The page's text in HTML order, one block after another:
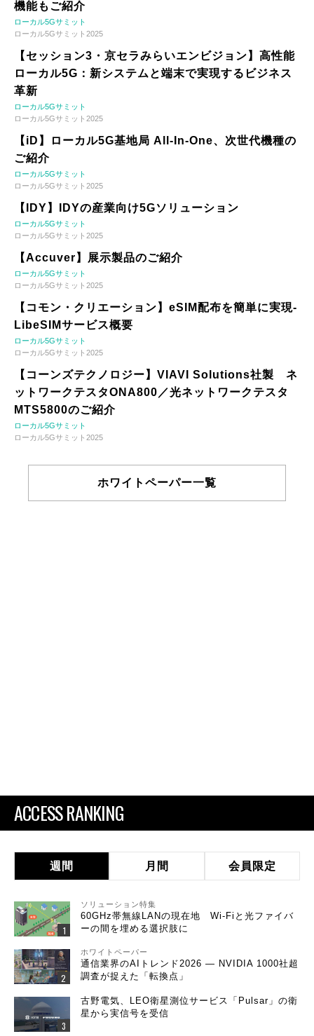
機能もご紹介
ローカル5Gサミット
ローカル5Gサミット2025
【セッション3・京セラみらいエンビジョン】高性能
ローカル5G：新システムと端末で実現するビジネス
革新
ローカル5Gサミット
ローカル5Gサミット2025
【iD】ローカル5G基地局 All-In-One、次世代機種の
ご紹介
ローカル5Gサミット
ローカル5Gサミット2025
【IDY】IDYの産業向け5Gソリューション
ローカル5Gサミット
ローカル5Gサミット2025
【Accuver】展示製品のご紹介
ローカル5Gサミット
ローカル5Gサミット2025
【コモン・クリエーション】eSIM配布を簡単に実現-
LibeSIMサービス概要
ローカル5Gサミット
ローカル5Gサミット2025
【コーンズテクノロジー】VIAVI Solutions社製 ネ
ットワークテスタONA800／光ネットワークテスタ
MTS5800のご紹介
ローカル5Gサミット
ローカル5Gサミット2025
ホワイトペーパー一覧
ACCESS RANKING
週間 月間 会員限定
ソリューション特集
60GHz帯無線LANの現在地 Wi-Fiと光ファイバ
ーの間を埋める選択肢に
ホワイトペーパー
通信業界のAIトレンド2026 ― NVIDIA 1000社超
調査が捉えた「転換点」
古野電気、LEO衛星測位サービス「Pulsar」の衛
星から実信号を受信